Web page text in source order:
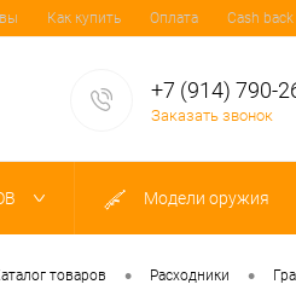
Как купить Оплата Cash back
+7 (914) 790-
Заказать звонок
Модели оружия
товаров • Расходники •